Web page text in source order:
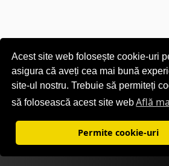
Acest site web folosește cookie-uri
asigura că aveți cea mai bună
site-ul nostru. Trebuie să permiteți
să folosească acest site webAflă
Permite cookie-uri
Conditii de utilizare|Politica de
©1995-2026 OKI Europe Ltd. Toate